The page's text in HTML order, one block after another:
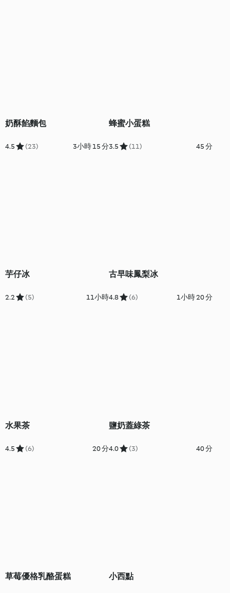
奶酥餡麵包
4.5 (23) 3小時 15 分
蜂蜜小蛋糕
3.5 (11) 45 分
芋仔冰
2.2 (5) 11小時
古早味鳳梨冰
4.8 (6) 1小時 20 分
水果茶
4.5 (6) 20 分
鹽奶蓋綠茶
4.0 (3) 40 分
草莓優格乳酪蛋糕 小西點